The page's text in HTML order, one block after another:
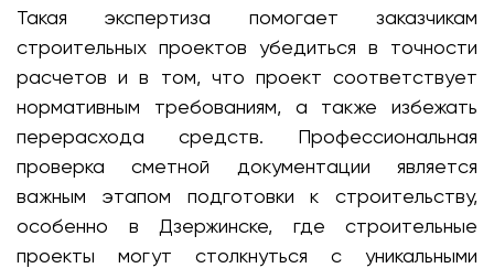
Такая экспертиза помогает заказчикам
строительных проектов убедиться в точности
расчетов и в том, что проект соответствует
нормативным требованиям, а также избежать
перерасхода средств. Профессиональная
проверка сметной документации является
важным этапом подготовки к строительству,
особенно в Дзержинске, где строительные
проекты могут столкнуться с уникальными